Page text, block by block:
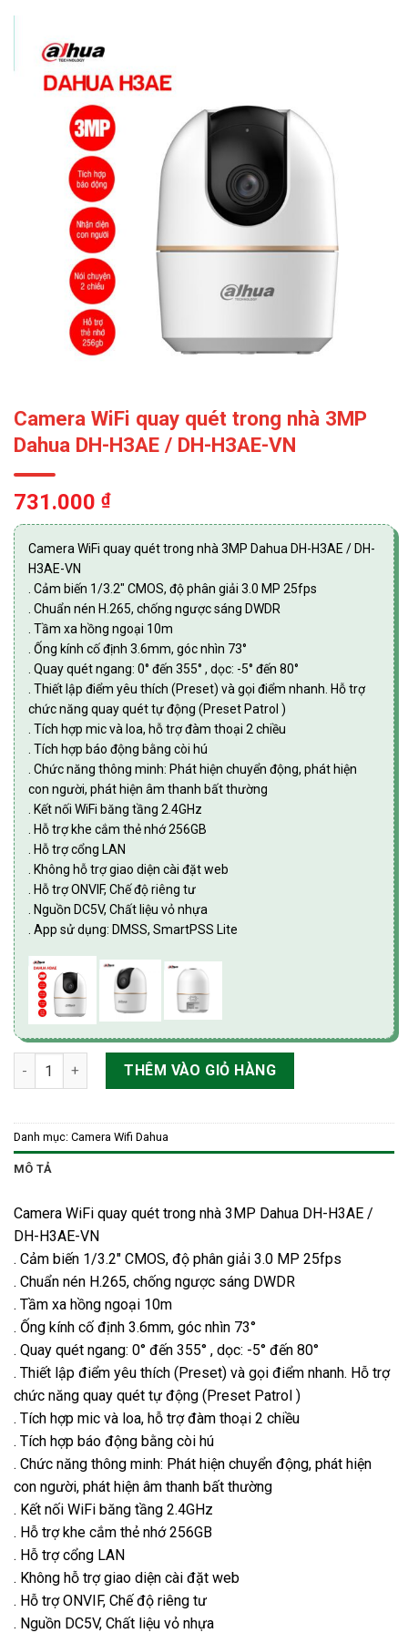
Camera WiFi quay quét trong nhà 3MP
Dahua DH-H3AE / DH-H3AE-VN
731.000 ₫
Camera WiFi quay quét trong nhà 3MP Dahua DH-H3AE / DH-
H3AE-VN
. Cảm biến 1/3.2″ CMOS, độ phân giải 3.0 MP 25fps
. Chuẩn nén H.265, chống ngược sáng DWDR
. Tầm xa hồng ngoại 10m
. Ống kính cố định 3.6mm, góc nhìn 73°
. Quay quét ngang: 0° đến 355° , dọc: -5° đến 80°
. Thiết lập điểm yêu thích (Preset) và gọi điểm nhanh. Hỗ trợ
chức năng quay quét tự động (Preset Patrol )
. Tích hợp mic và loa, hỗ trợ đàm thoại 2 chiều
. Tích hợp báo động bằng còi hú
. Chức năng thông minh: Phát hiện chuyển động, phát hiện
con người, phát hiện âm thanh bất thường
. Kết nối WiFi băng tầng 2.4GHz
. Hỗ trợ khe cắm thẻ nhớ 256GB
. Hỗ trợ cổng LAN
. Không hỗ trợ giao diện cài đặt web
. Hỗ trợ ONVIF, Chế độ riêng tư
. Nguồn DC5V, Chất liệu vỏ nhựa
. App sử dụng: DMSS, SmartPSS Lite
Camera WiFi quay quét trong nhà 3MP Dahua DH-H3AE / DH-
THÊM VÀO GIỎ HÀNG
Danh mục: Camera Wifi Dahua
MÔ TẢ
Camera WiFi quay quét trong nhà 3MP Dahua DH-H3AE /
DH-H3AE-VN
. Cảm biến 1/3.2″ CMOS, độ phân giải 3.0 MP 25fps
. Chuẩn nén H.265, chống ngược sáng DWDR
. Tầm xa hồng ngoại 10m
. Ống kính cố định 3.6mm, góc nhìn 73°
. Quay quét ngang: 0° đến 355° , dọc: -5° đến 80°
. Thiết lập điểm yêu thích (Preset) và gọi điểm nhanh. Hỗ trợ
chức năng quay quét tự động (Preset Patrol )
. Tích hợp mic và loa, hỗ trợ đàm thoại 2 chiều
. Tích hợp báo động bằng còi hú
. Chức năng thông minh: Phát hiện chuyển động, phát hiện
con người, phát hiện âm thanh bất thường
. Kết nối WiFi băng tầng 2.4GHz
. Hỗ trợ khe cắm thẻ nhớ 256GB
. Hỗ trợ cổng LAN
. Không hỗ trợ giao diện cài đặt web
. Hỗ trợ ONVIF, Chế độ riêng tư
. Nguồn DC5V, Chất liệu vỏ nhựa